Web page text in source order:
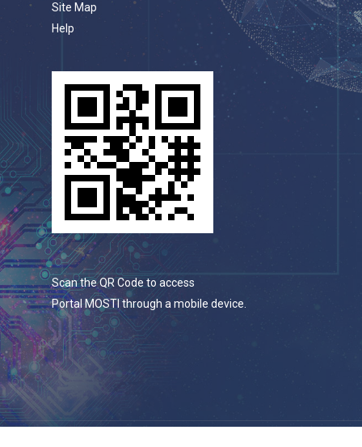
Site Map
Help
Scan the QR Code to access
Portal MOSTI through a mobile device.